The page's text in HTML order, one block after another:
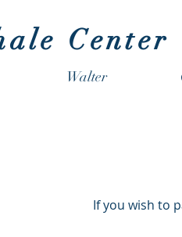
Center
Walter
If you wish to